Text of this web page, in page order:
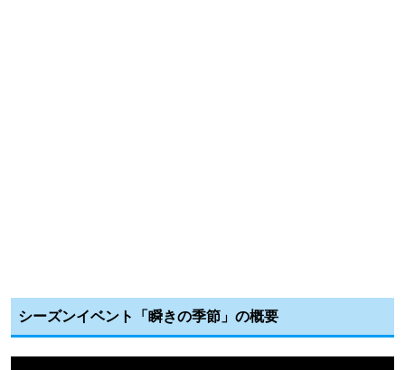
シーズンイベント「瞬きの季節」の概要